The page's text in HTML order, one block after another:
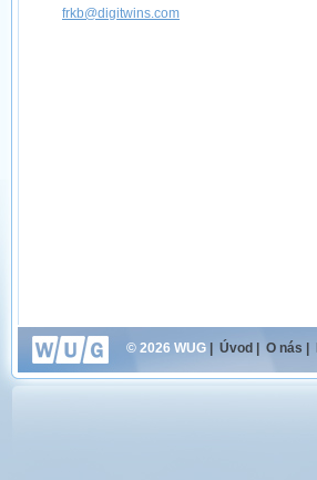
frkb@digitwins.com
© 2026 WUG Úvod O nás